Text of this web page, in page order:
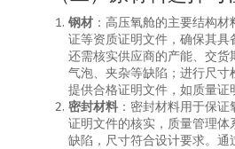
钢材 ：高压氧舱的主要结构
证等资质证明文件，确保其具
还需核实供应商的产能、交货
气泡、夹杂等缺陷；进行尺
提供合格证明文件，如质量证
密封材料 ：密封材料用于保
证明文件的核实，质量管理
缺陷，尺寸符合设计要求。通